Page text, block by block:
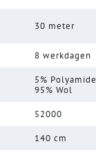
30 meter
8 werkdagen
5% Polyamide
95% Wol
52000
140 cm